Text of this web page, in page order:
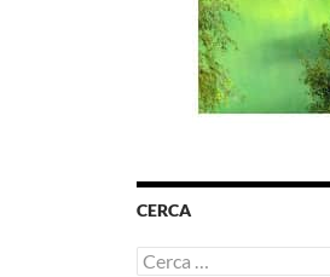
CERCA
Ricerca